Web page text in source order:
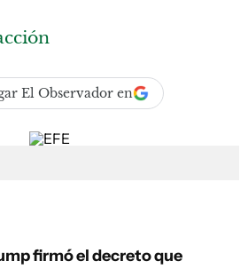
El Observador en
firmó el decreto que